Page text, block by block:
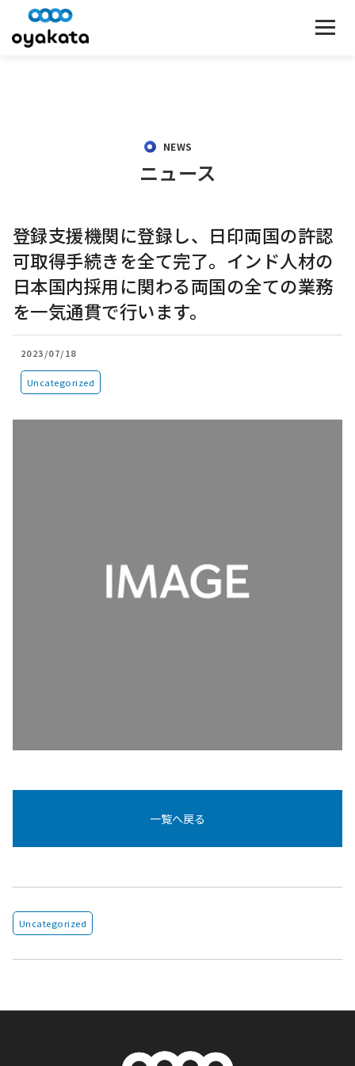
NEWS
ニュース
登録支援機関に登録し、日印両国の許認
可取得手続きを全て完了。インド人材の
日本国内採用に関わる両国の全ての業務
を一気通貫で行います。
2023/07/18
Uncategorized
一覧へ戻る
Uncategorized